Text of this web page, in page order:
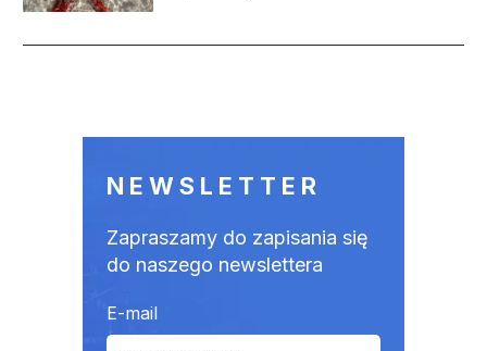
NEWSLETTER
Zapraszamy do zapisania się
do naszego newslettera
E-mail